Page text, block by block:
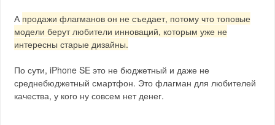
А продажи флагманов он не съедает, потому что топовые
модели берут любители инноваций, которым уже не
интересны старые дизайны.
По сути, iPhone SE это не бюджетный и даже не
среднебюджетный смартфон. Это флагман для любителей
качества, у кого ну совсем нет денег.